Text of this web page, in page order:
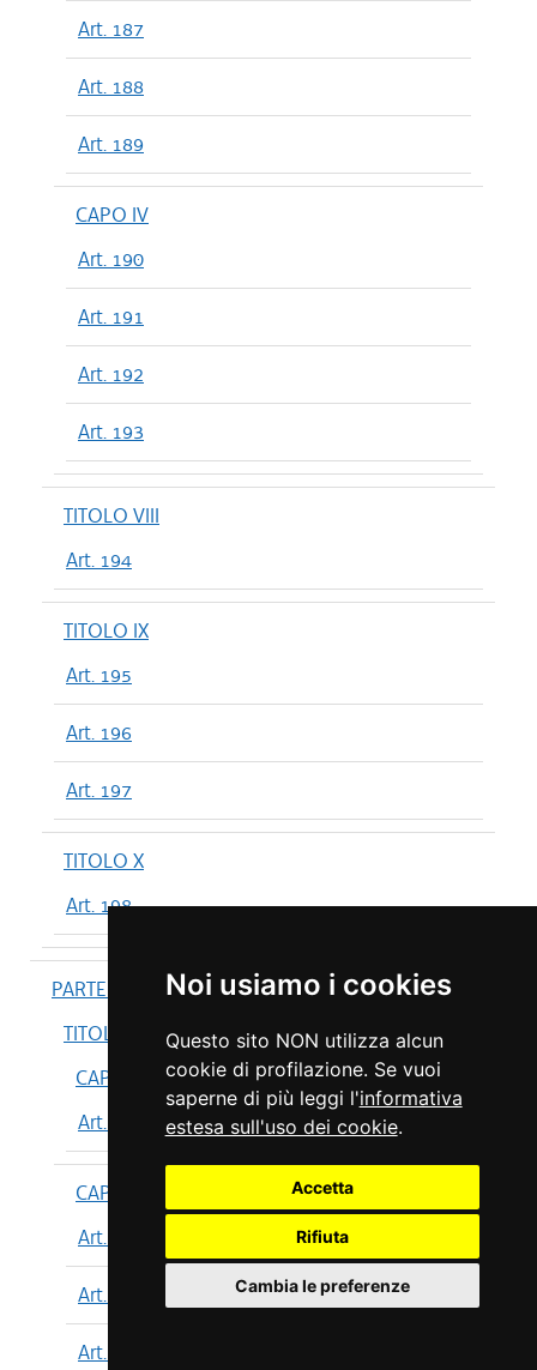
Noi usiamo i cookies
Questo sito NON utilizza alcun
cookie di profilazione. Se vuoi
saperne di più leggi l'informativa
estesa sull'uso dei cookie.
Accetta
Rifiuta
Cambia le preferenze
Art. 187
Art. 188
Art. 189
CAPO IV
Art. 190
Art. 191
Art. 192
Art. 193
TITOLO VIII
Art. 194
TITOLO IX
Art. 195
Art. 196
Art. 197
TITOLO X
Art. 198
PARTE IV
TITOLO I
CAPO I
Art. 199
CAPO II
Art. 200
Art. 201
Art. 202